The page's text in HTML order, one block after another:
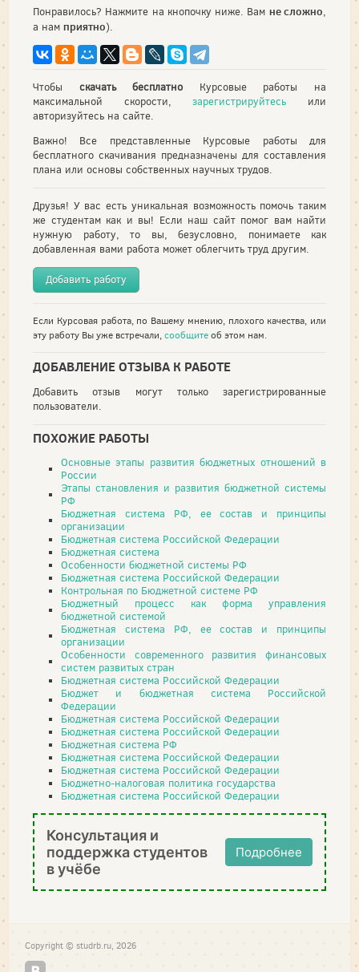
Понравилось? Нажмите на кнопочку ниже. Вам не сложно,
а нам приятно).
Чтобы скачать бесплатно Курсовые работы на
максимальной скорости,зарегистрируйтесь или
авторизуйтесь на сайте.
Важно! Все представленные Курсовые работы для
бесплатного скачивания предназначены для составления
плана или основы собственных научных трудов.
Друзья! У вас есть уникальная возможность помочь таким
же студентам как и вы! Если наш сайт помог вам найти
нужную работу, то вы, безусловно, понимаете как
добавленная вами работа может облегчить труд другим.
Добавить работу
Если Курсовая работа, по Вашему мнению, плохого качества, или
эту работу Вы уже встречали,сообщитеоб этом нам.
ДОБАВЛЕНИЕ ОТЗЫВА К РАБОТЕ
Добавить отзыв могут только зарегистрированные
пользователи.
ПОХОЖИЕ РАБОТЫ
Основные этапы развития бюджетных отношений в
России
Этапы становления и развития бюджетной системы
РФ
Бюджетная система РФ, ее состав и принципы
организации
Бюджетная система Российской Федерации
Бюджетная система
Особенности бюджетной системы РФ
Бюджетная система Российской Федерации
Контрольная по Бюджетной системе РФ
Бюджетный процесс как форма управления
бюджетной системой
Бюджетная система РФ, ее состав и принципы
организации
Особенности современного развития финансовых
систем развитых стран
Бюджетная система Российской Федерации
Бюджет и бюджетная система Российской
Федерации
Бюджетная система Российской Федерации
Бюджетная система Российской Федерации
Бюджетная система РФ
Бюджетная система Российской Федерации
Бюджетная система Российской Федерации
Бюджетно-налоговая политика государства
Бюджетная система Российской Федерации
Консультация и
поддержка студентов
в учёбе
Подробнее
Copyright © studrb.ru, 2026